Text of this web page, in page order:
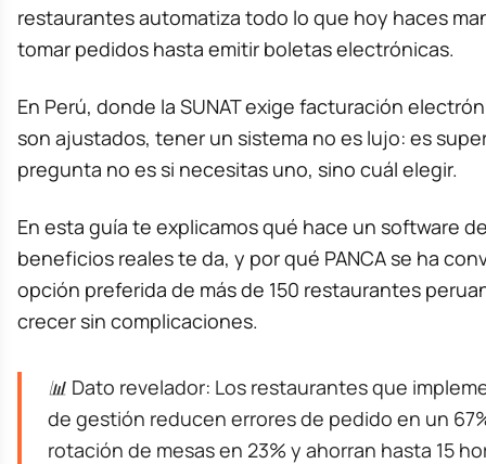
restaurantes automatiza todo lo que hoy haces
tomar pedidos hasta emitir boletas electrónicas.
En Perú, donde la SUNAT exige facturación
son ajustados, tener un sistema no es lujo: es
pregunta no es si necesitas uno, sino cuál elegir.
En esta guía te explicamos qué hace un software
beneficios reales te da, y por qué PANCA se ha
opción preferida de más de 150 restaurantes
crecer sin complicaciones.
📊 Dato revelador: Los restaurantes que
de gestión reducen errores de pedido en un
rotación de mesas en 23% y ahorran hasta 15